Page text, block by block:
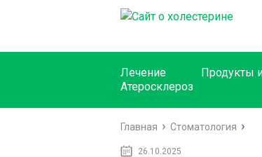
Лечение Продукты
Атеросклероз
Главная Стоматология
26.10.2025